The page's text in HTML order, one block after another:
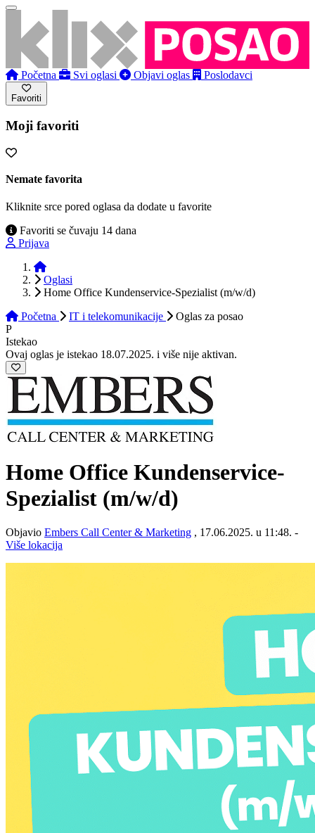
Početna Svi oglasi Objavi oglas Poslodavci
Favoriti
Moji favoriti
Nemate favorita
Kliknite srce pored oglasa da dodate u favorite
Favoriti se čuvaju 14 dana
Prijava
Početna
Oglasi
Home Office Kundenservice-Spezialist (m/w/d)
Početna
IT i telekomunikacije Oglas za posao
P
Istekao
Ovaj oglas je istekao 18.07.2025. i više nije aktivan.
Home Office Kundenservice-
Spezialist (m/w/d)
Objavio Embers Call Center & Marketing , 17.06.2025. u 11:48. -
Više lokacija